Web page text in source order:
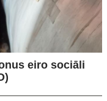
eiro sociāli